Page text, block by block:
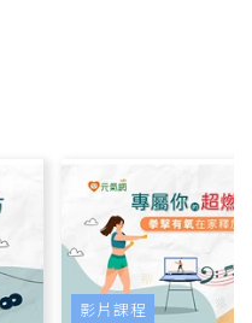
影片課程